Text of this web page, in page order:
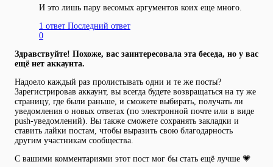
И это лишь пару весомых аргументов коих еще много.
1 ответ Последний ответ
0
Здравствуйте! Похоже, вас заинтересовала эта беседа, но у вас
ещё нет аккаунта.
Надоело каждый раз пролистывать одни и те же посты?
Зарегистрировав аккаунт, вы всегда будете возвращаться на ту же
страницу, где были раньше, и сможете выбирать, получать ли
уведомления о новых ответах (по электронной почте или в виде
push-уведомлений). Вы также сможете сохранять закладки и
ставить лайки постам, чтобы выразить свою благодарность
другим участникам сообщества.
С вашими комментариями этот пост мог бы стать ещё лучше 💗